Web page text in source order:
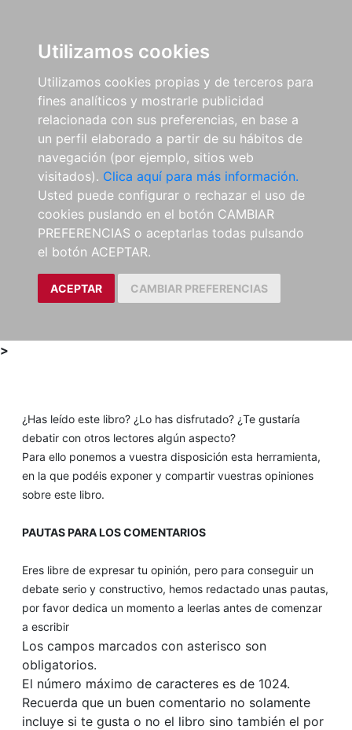
Utilizamos cookies
Utilizamos cookies propias y de terceros para
fines analíticos y mostrarle publicidad
relacionada con sus preferencias, en base a
un perfil elaborado a partir de su hábitos de
navegación (por ejemplo, sitios web
visitados). Clica aquí para más información.
Usted puede configurar o rechazar el uso de
cookies puslando en el botón CAMBIAR
PREFERENCIAS o aceptarlas todas pulsando
el botón ACEPTAR.
ACEPTAR CAMBIAR PREFERENCIAS
>
¿Has leído este libro? ¿Lo has disfrutado? ¿Te gustaría
debatir con otros lectores algún aspecto?
Para ello ponemos a vuestra disposición esta herramienta,
en la que podéis exponer y compartir vuestras opiniones
sobre este libro.
PAUTAS PARA LOS COMENTARIOS
Eres libre de expresar tu opinión, pero para conseguir un
debate serio y constructivo, hemos redactado unas pautas,
por favor dedica un momento a leerlas antes de comenzar
a escribir
Los campos marcados con asterisco son
obligatorios.
El número máximo de caracteres es de 1024.
Recuerda que un buen comentario no solamente
incluye si te gusta o no el libro sino también el por